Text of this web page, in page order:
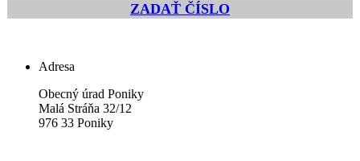
ZADAŤ ČÍSLO
Adresa
Obecný úrad Poniky
Malá Stráňa 32/12
976 33 Poniky